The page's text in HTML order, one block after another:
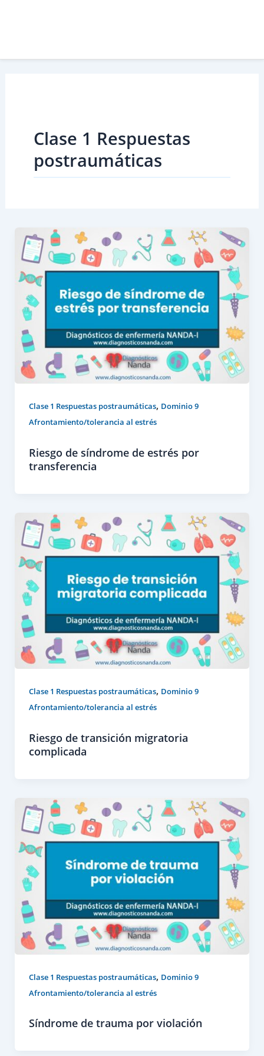
Clase 1 Respuestas
postraumáticas
Clase 1 Respuestas postraumáticas, Dominio 9
Afrontamiento/tolerancia al estrés
Riesgo de síndrome de estrés por
transferencia
Clase 1 Respuestas postraumáticas, Dominio 9
Afrontamiento/tolerancia al estrés
Riesgo de transición migratoria
complicada
Clase 1 Respuestas postraumáticas, Dominio 9
Afrontamiento/tolerancia al estrés
Síndrome de trauma por violación